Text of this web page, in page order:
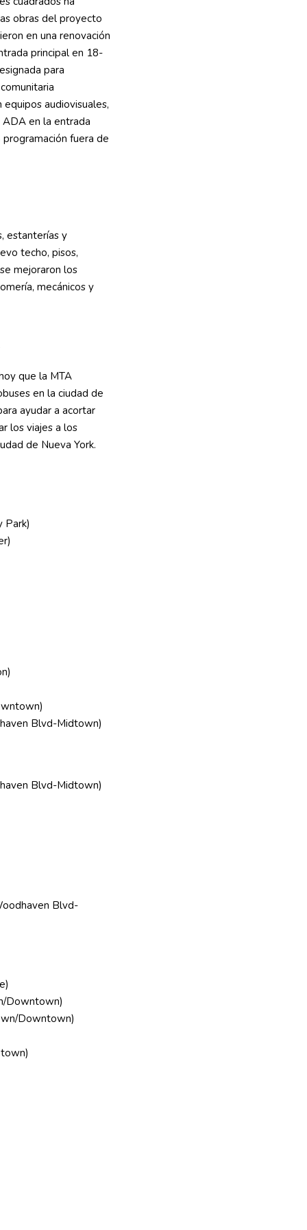
obras del proyecto
en una renovación
principal en 18-
para
audiovisuales,
en la entrada
fuera de
estanterías y
techo, pisos,
mejoraron los
mecánicos y
que la MTA
en la ciudad de
ayudar a acortar
los viajes a los
de Nueva York.
Park)
Blvd-Midtown)
Blvd-Midtown)
Blvd-
Downtown)
Downtown)